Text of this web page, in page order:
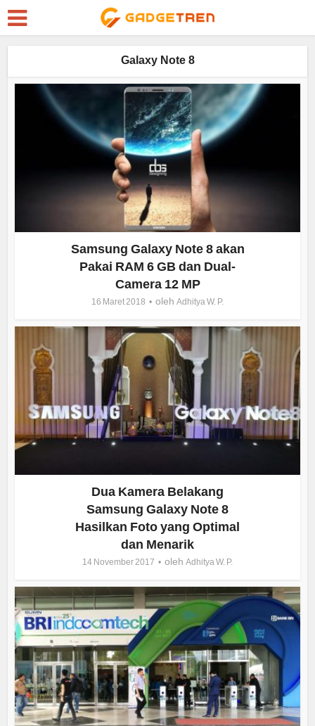
Galaxy Note 8
Samsung Galaxy Note 8 akan
Pakai RAM 6 GB dan Dual-
Camera 12 MP
16 Maret 2018 oleh Adhitya W. P.
Dua Kamera Belakang
Samsung Galaxy Note 8
Hasilkan Foto yang Optimal
dan Menarik
14 November 2017 oleh Adhitya W. P.